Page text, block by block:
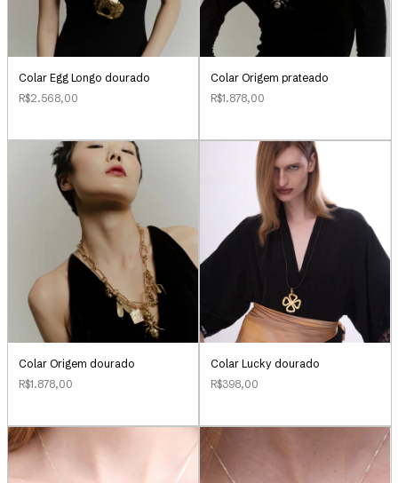
Colar Egg Longo dourado
R$2.568,00
Colar Origem prateado
R$1.878,00
Colar Origem dourado
R$1.878,00
Colar Lucky dourado
R$398,00